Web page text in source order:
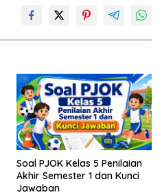
Soal PJOK Kelas 5 Penilaian
Akhir Semester 1 dan Kunci
Jawaban